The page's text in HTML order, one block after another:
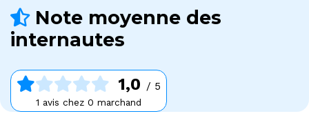
Note moyenne des
internautes
1,0 / 5
1 avis chez 0 marchand